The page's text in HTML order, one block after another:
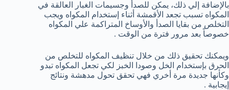
بالإضافة إلي ذلك، يمكن للصدأ وجسيمات الغبار العالقة في
المكواه تسبب تجعد الأقمشة أثناء إستخدام المكواه ويجب
التخلص من بقايا الصدأ والأوساخ المتراكمة علي المكواه
خصوصاً بعد مرور فترة من الوقت .
ويمكنك تحقيق ذلك من خلال تنظيف المكواه للتخلص من
الحرق بإستخدام الخل وصودا الخبز لكي تجعل المكواه تبدو
وكأنها جديدة مرة أخري فهي تحقق تحول مدهشة ونتائج
إيجابية .